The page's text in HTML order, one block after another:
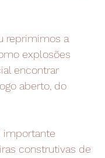
reprimimos a
explosões
encontrar
aberto, do
importante
construtivas de